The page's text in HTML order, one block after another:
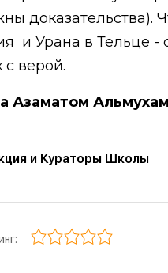
и Урана в Тельце
верой.
Азаматом
и Кураторы Школы